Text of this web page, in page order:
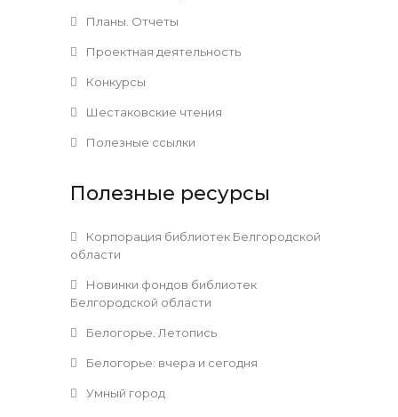
Планы. Отчеты
Проектная деятельность
Конкурсы
Шестаковские чтения
Полезные ссылки
Полезные ресурсы
Корпорация библиотек Белгородской
области
Новинки фондов библиотек
Белгородской области
Белогорье. Летопись
Белогорье: вчера и сегодня
Умный город